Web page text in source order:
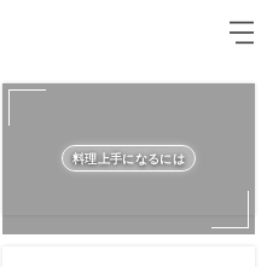
料理上手になるには